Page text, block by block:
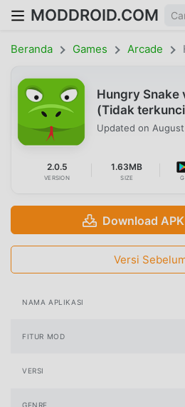
MODDROID.COM
Beranda Games Arcade
Hungry Snake
(Tidak
Updated on
2.0.5
VERSION
1.63MB
SIZE
Download
Versi
NAMA APLIKASI
FITUR MOD
VERSI
GENRE